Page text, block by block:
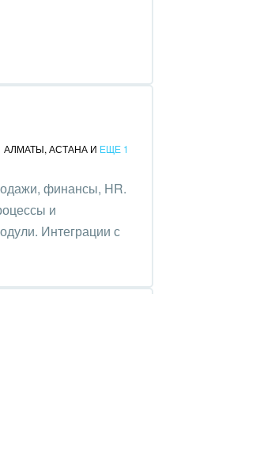
АЛМАТЫ, АСТАНА И ЕЩЕ 1
финансы, HR.
и
Интеграции с